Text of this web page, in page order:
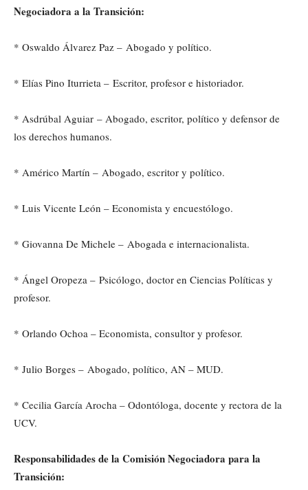
Negociadora a la Transición:
* Oswaldo Álvarez Paz – Abogado y político.
* Elías Pino Iturrieta – Escritor, profesor e historiador.
* Asdrúbal Aguiar – Abogado, escritor, político y defensor de
los derechos humanos.
* Américo Martín – Abogado, escritor y político.
* Luis Vicente León – Economista y encuestólogo.
* Giovanna De Michele – Abogada e internacionalista.
* Ángel Oropeza – Psicólogo, doctor en Ciencias Políticas y
profesor.
* Orlando Ochoa – Economista, consultor y profesor.
* Julio Borges – Abogado, político, AN – MUD.
* Cecilia García Arocha – Odontóloga, docente y rectora de la
UCV.
Responsabilidades de la Comisión Negociadora para la
Transición: